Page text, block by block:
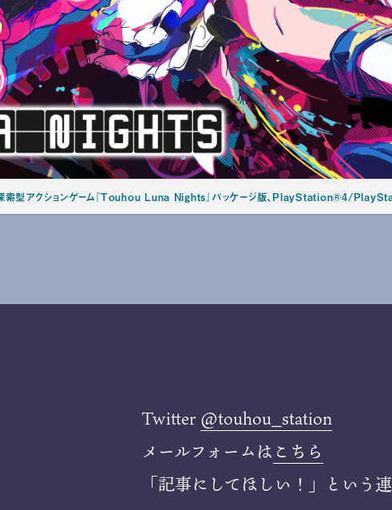
型アクションゲーム『Touhou Luna Nights』パッケージ版、PlayStation®4/
Twitter @touhou_station
メールフォームは こちら
「記事にしてほしい！」という